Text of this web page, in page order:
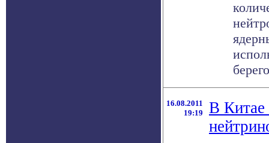
16.08.2011
19:19
В Китае